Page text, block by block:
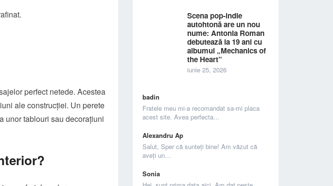
perfect netede. Acestea
ale construcției. Un perete
unor tablouri sau decorațiuni
Scena pop-indie
autohtonă are un nou
nume: Antonia Roman
debutează la 19 ani cu
albumul „Mechanics of
the Heart”
iunie 25, 2026
badin
Fratele meu mi-a recomandat sa-mi placa
acest site. Avea perfecta…
Alexandru Ap
Salut, Sper că sunteți bine! Am văzut că
aveți un…
Sonia